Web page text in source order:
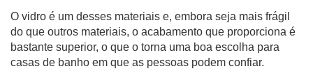
O vidro é um desses materiais e, embora seja mais frágil
do que outros materiais, o acabamento que proporciona é
bastante superior, o que o torna uma boa escolha para
casas de banho em que as pessoas podem confiar.